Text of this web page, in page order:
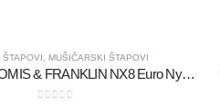
ŠTAPOVI MUŠIČARSKI ŠTAPOVI
Mahač LOOMIS & FRANKLIN NX8 Euro Nymph